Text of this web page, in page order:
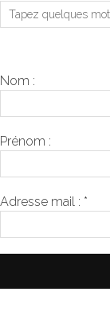
Nom :
Prénom :
Adresse mail : *